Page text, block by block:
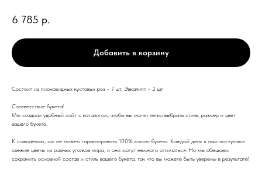
6 785 р.
Добавить в корзину
Состоит из пионовидных кустовых роз - 7 шт, Эвкалипт - 2 шт
Соответствие букета!
Мы создали удобный сайт с каталогом, чтобы вы могли легко выбрать стиль, размер и цвет
вашего букета.
К сожалению, мы не можем гарантировать 100% копию букета. Каждый день к нам поступают
свежие цветы из разных уголков мира, и они могут немного отличаться. Но мы обещаем
сохранить основной состав и стиль вашего букета, так что вы можете быть уверены в результате!